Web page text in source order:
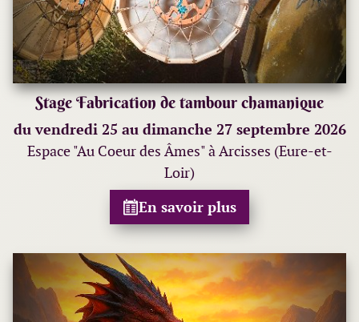
Stage Fabrication de tambour chamanique
du vendredi 25 au dimanche 27 septembre 2026
Espace "Au Coeur des Âmes" à Arcisses (Eure-et-
Loir)
En savoir plus